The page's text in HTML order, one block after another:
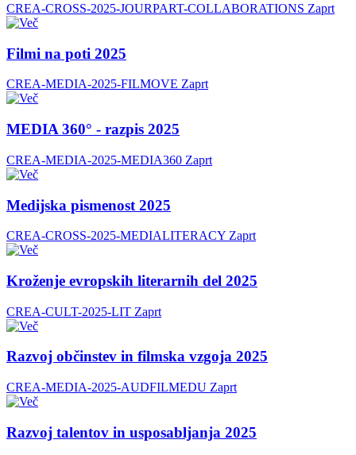
CREA-CROSS-2025-JOURPART-COLLABORATIONS Zaprt
Filmi na poti 2025
CREA-MEDIA-2025-FILMOVE Zaprt
MEDIA 360° - razpis 2025
CREA-MEDIA-2025-MEDIA360 Zaprt
Medijska pismenost 2025
CREA-CROSS-2025-MEDIALITERACY Zaprt
Kroženje evropskih literarnih del 2025
CREA-CULT-2025-LIT Zaprt
Razvoj občinstev in filmska vzgoja 2025
CREA-MEDIA-2025-AUDFILMEDU Zaprt
Razvoj talentov in usposabljanja 2025